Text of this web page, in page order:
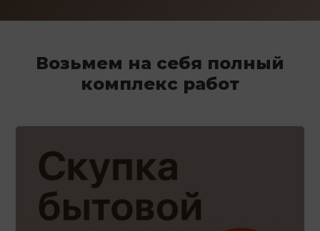
Возьмем на себя полный
комплекс работ